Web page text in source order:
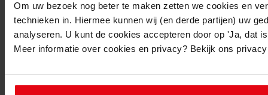
Om uw bezoek nog beter te maken zetten we cookies en
technieken in. Hiermee kunnen wij (en derde partijen) uw
analyseren. U kunt de cookies accepteren door op 'Ja, dat
Meer informatie over cookies en privacy? Bekijk ons